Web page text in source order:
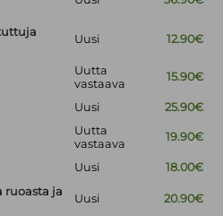
Uusi 12.90€
Uutta
vastaava
15.90€
Uusi 25.90€
Uutta
vastaava
19.90€
Uusi
18.00€
ruoasta ja
Uusi 20.90€